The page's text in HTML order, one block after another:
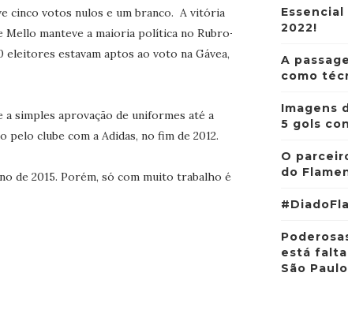
cinco votos nulos e um branco. A vitória
manteve a maioria política no Rubro-
estavam aptos ao voto na Gávea,
simples aprovação de uniformes até a
clube com a Adidas, no fim de 2012.
de 2015. Porém, só com muito trabalho é
2022!
A
como
Imagens
5 gols
O
do
está
São